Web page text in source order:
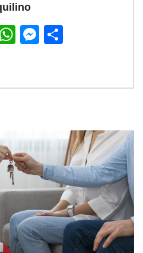
Telegram
WhatsApp
Messenger